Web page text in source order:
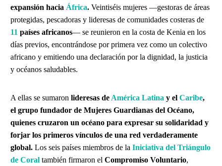
expansión hacia África. Veintiséis mujeres —gestoras de áreas
protegidas, pescadoras y lideresas de comunidades costeras de
11 países africanos— se reunieron en la costa de Kenia en los
días previos, encontrándose por primera vez como un colectivo
africano y emitiendo una declaración por la dignidad, la justicia
y océanos saludables.
A ellas se sumaron lideresas de América Latina y el Caribe,
el grupo fundador de Mujeres Guardianas del Océano,
quienes cruzaron un océano para expresar su solidaridad y
forjar los primeros vínculos de una red verdaderamente
global. Los seis países miembros de la Iniciativa del Triángulo
de Coral también firmaron el Compromiso Voluntario,